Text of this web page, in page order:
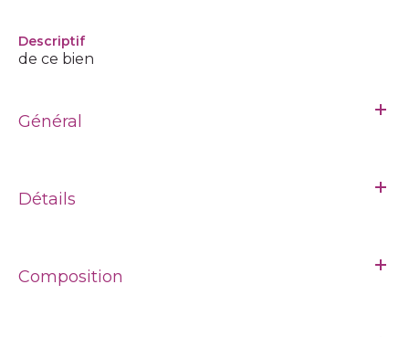
descriptif
de ce bien
Général
Détails
Composition